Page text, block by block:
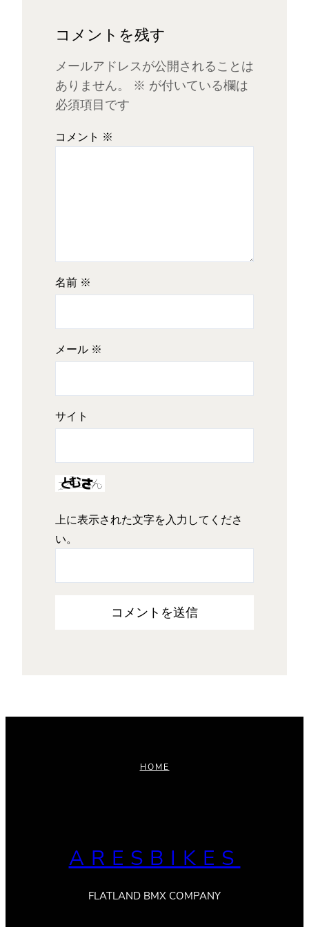
コメントを残す
メールアドレスが公開されることは
ありません。
※ が付いている欄は
必須項目です
コメント ※
名前 ※
メール ※
サイト
上に表示された文字を入力してくださ
い。
HOME
ARESBIKES
FLATLAND BMX COMPANY